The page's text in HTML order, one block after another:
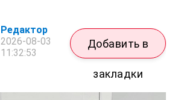
Редактор
2026-08-03
11:32:53
Добавить в
закладки